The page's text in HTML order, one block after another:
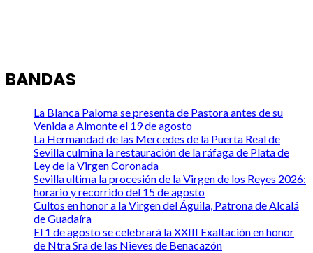
BANDAS
La Blanca Paloma se presenta de Pastora antes de su
Venida a Almonte el 19 de agosto
La Hermandad de las Mercedes de la Puerta Real de
Sevilla culmina la restauración de la ráfaga de Plata de
Ley de la Virgen Coronada
Sevilla ultima la procesión de la Virgen de los Reyes 2026:
horario y recorrido del 15 de agosto
Cultos en honor a la Virgen del Águila, Patrona de Alcalá
de Guadaíra
El 1 de agosto se celebrará la XXIII Exaltación en honor
de Ntra Sra de las Nieves de Benacazón